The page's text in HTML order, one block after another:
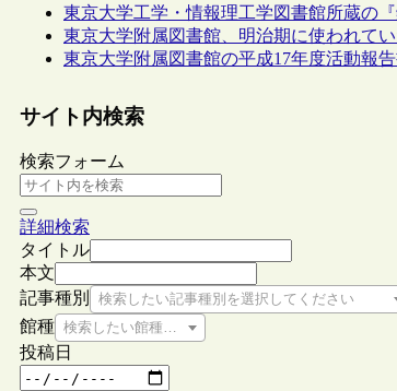
東京大学工学・情報理工学図書館所蔵の
東京大学附属図書館、明治期に使われて
東京大学附属図書館の平成17年度活動報
サイト内検索
検索フォーム
詳細検索
タイトル
本文
記事種別
検索したい記事種別を選択してください
館種 検索したい館種を選択してください
投稿日